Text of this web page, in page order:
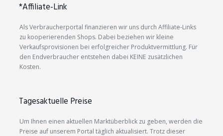
*Affiliate-Link
Als Verbraucherportal finanzieren wir uns durch Affiliate-Links
zu kooperierenden Shops. Dabei beziehen wir kleine
Verkaufsprovisionen bei erfolgreicher Produktvermittlung. Für
den Endverbraucher entstehen dabei KEINE zusätzlichen
Kosten.
Tagesaktuelle Preise
Um Ihnen einen aktuellen Marktüberblick zu geben, werden die
Preise auf unserem Portal täglich aktualisiert. Trotz dieser